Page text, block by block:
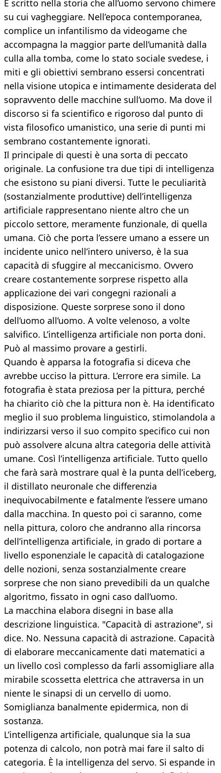
È scritto nella storia che all’uomo servono chimere
su cui vagheggiare. Nell’epoca contemporanea,
complice un infantilismo da videogame che
accompagna la maggior parte dell’umanità dalla
culla alla tomba, come lo stato sociale svedese, i
miti e gli obiettivi sembrano essersi concentrati
nella visione utopica e intimamente desiderata del
sopravvento delle macchine sull’uomo. Ma dove il
discorso si fa scientifico e rigoroso dal punto di
vista filosofico umanistico, una serie di punti mi
sembrano costantemente ignorati.
Il principale di questi è una sorta di peccato
originale. La confusione tra due tipi di intelligenza
che esistono su piani diversi. Tutte le peculiarità
(sostanzialmente produttive) dell’intelligenza
artificiale rappresentano niente altro che un
piccolo settore, meramente funzionale, di quella
umana. Ciò che porta l’essere umano a essere un
incidente unico nell’intero universo, è la sua
capacità di sfuggire al meccanicismo. Ovvero
creare costantemente sorprese rispetto alla
applicazione dei vari congegni razionali a
disposizione. Queste sorprese sono il dono
dell’uomo all’uomo. A volte velenoso, a volte
salvifico. L’intelligenza artificiale non porta doni.
Può al massimo provare a gestirli.
Quando è apparsa la fotografia si diceva che
avrebbe ucciso la pittura. L’errore era simile. La
fotografia è stata preziosa per la pittura, perché
ha chiarito ciò che la pittura non è. Ha identificato
meglio il suo problema linguistico, stimolandola a
indirizzarsi verso il suo compito specifico cui non
può assolvere alcuna altra categoria delle attività
umane. Così l’intelligenza artificiale. Tutto quello
che farà sarà mostrare qual è la punta dell’iceberg,
il distillato neuronale che differenzia
inequivocabilmente e fatalmente l’essere umano
dalla macchina. In questo poi ci saranno, come
nella pittura, coloro che andranno alla rincorsa
dell’intelligenza artificiale, in grado di portare a
livello esponenziale le capacità di catalogazione
delle nozioni, senza sostanzialmente creare
sorprese che non siano prevedibili da un qualche
algoritmo, fissato in ogni caso dall’uomo.
La macchina elabora disegni in base alla
descrizione linguistica. "Capacità di astrazione", si
dice. No. Nessuna capacità di astrazione. Capacità
di elaborare meccanicamente dati matematici a
un livello così complesso da farli assomigliare alla
mirabile scossetta elettrica che attraversa in un
niente le sinapsi di un cervello di uomo.
Somiglianza banalmente epidermica, non di
sostanza.
L’intelligenza artificiale, qualunque sia la sua
potenza di calcolo, non potrà mai fare il salto di
categoria. È la intelligenza del servo. Si espande in